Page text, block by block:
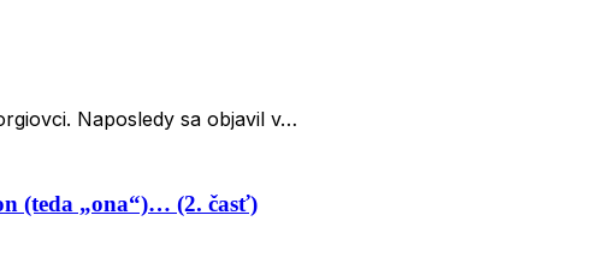
Naposledy sa objavil v…
(teda „ona“)… (2. časť)